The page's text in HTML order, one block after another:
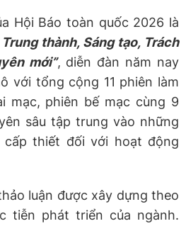
Hội Báo toàn quốc 2026 là
thành, Sáng tạo, Trách
mới”, diễn đàn năm nay
với tổng cộng 11 phiên làm
mạc, phiên bế mạc cùng 9
sâu tập trung vào những
thiết đối với hoạt động
luận được xây dựng theo
tiễn phát triển của ngành.